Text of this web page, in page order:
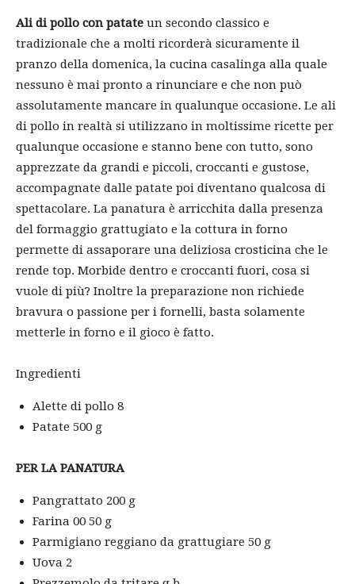
Ali di pollo con patate un secondo classico e
tradizionale che a molti ricorderà sicuramente il
pranzo della domenica, la cucina casalinga alla quale
nessuno è mai pronto a rinunciare e che non può
assolutamente mancare in qualunque occasione. Le ali
di pollo in realtà si utilizzano in moltissime ricette per
qualunque occasione e stanno bene con tutto, sono
apprezzate da grandi e piccoli, croccanti e gustose,
accompagnate dalle patate poi diventano qualcosa di
spettacolare. La panatura è arricchita dalla presenza
del formaggio grattugiato e la cottura in forno
permette di assaporare una deliziosa crosticina che le
rende top. Morbide dentro e croccanti fuori, cosa si
vuole di più? Inoltre la preparazione non richiede
bravura o passione per i fornelli, basta solamente
metterle in forno e il gioco è fatto.
Ingredienti
Alette di pollo 8
Patate 500 g
PER LA PANATURA
Pangrattato 200 g
Farina 00 50 g
Parmigiano reggiano da grattugiare 50 g
Uova 2